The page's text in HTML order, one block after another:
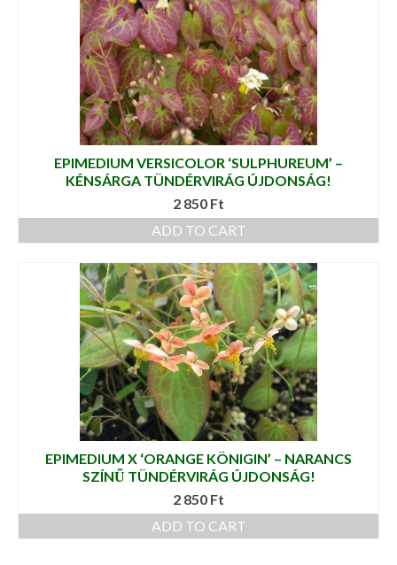
EPIMEDIUM VERSICOLOR ‘SULPHUREUM’ –
KÉNSÁRGA TÜNDÉRVIRÁG ÚJDONSÁG!
2 850 Ft
ADD TO CART
EPIMEDIUM X ‘ORANGE KÖNIGIN’ – NARANCS
SZÍNŰ TÜNDÉRVIRÁG ÚJDONSÁG!
2 850 Ft
ADD TO CART